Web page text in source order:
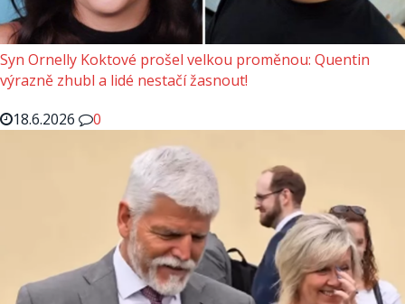
Syn Ornelly Koktové prošel velkou proměnou: Quentin
výrazně zhubl a lidé nestačí žasnout!
18.6.2026
0